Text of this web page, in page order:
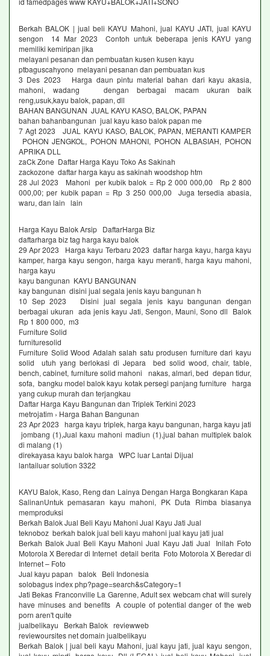
Berkah BALOK | jual beli KAYU Mahoni, jual KAYU JATI, jual KAYU
sengon 14 Mar 2023 Contoh untuk beberapa jenis KAYU yang
memiliki kemiripan jika
melayani pesanan dan pembuatan kusen kusen kayu
ptbaguscahyono melayani pesanan dan pembuatan kus
3 Des 2023 Harga daun pintu material bahan dari kayu akasia,
mahoni, wadang dengan berbagai macam ukuran baik
reng,usuk,kayu balok, papan, dll
BAHAN BANGUNAN JUAL KAYU KASO, BALOK, PAPAN
bahan bahanbangunan jual kayu kaso balok papan me
7 Agt 2023 JUAL KAYU KASO, BALOK, PAPAN, MERANTI KAMPER
POHON JENGKOL, POHON MAHONI, POHON ALBASIAH, POHON
APRIKA DLL
zaCk Zone Daftar Harga Kayu Toko As Sakinah
zackozone daftar harga kayu as sakinah woodshop htm
28 Jul 2023 Mahoni per kubik balok = Rp 2 000 000,00 Rp 2 800
000,00; per kubik papan = Rp 3 250 000,00 Juga tersedia abasia,
waru, dan lain lain
Harga Kayu Balok Arsip DaftarHarga Biz
daftarharga biz tag harga kayu balok
29 Apr 2023 Harga kayu Terbaru 2023 daftar harga kayu, harga kayu
kamper, harga kayu sengon, harga kayu meranti, harga kayu mahoni,
harga kayu
kayu bangunan KAYU BANGUNAN
kay bangunan disini jual segala jenis kayu bangunan h
10 Sep 2023 Disini jual segala jenis kayu bangunan dengan
berbagai ukuran ada jenis kayu Jati, Sengon, Mauni, Sono dll Balok
Rp 1 800 000, m3
Furniture Solid
furnituresolid
Furniture Solid Wood Adalah salah satu produsen furniture dari kayu
solid utuh yang berlokasi di Jepara bed solid wood, chair, table,
bench, cabinet, furniture solid mahoni nakas, almari, bed depan tidur,
sofa, bangku model balok kayu kotak persegi panjang furniture harga
yang cukup murah dan terjangkau
Daftar Harga Kayu Bangunan dan Triplek Terkini 2023
metrojatim › Harga Bahan Bangunan
23 Apr 2023 harga kayu triplek, harga kayu bangunan, harga kayu jati
jombang (1),Jual kaxu mahoni madiun (1),jual bahan multiplek balok
di malang (1)
direkayasa kayu balok harga WPC luar Lantai Dijual
lantailuar solution 3322
KAYU Balok, Kaso, Reng dan Lainya Dengan Harga Bongkaran Kapa
SalinanUntuk pemasaran kayu mahoni, PK Duta Rimba biasanya
memproduksi
Berkah Balok Jual Beli Kayu Mahoni Jual Kayu Jati Jual
teknoboz berkah balok jual beli kayu mahoni jual kayu jati jual
Berkah Balok Jual Beli Kayu Mahoni Jual Kayu Jati Jual Inilah Foto
Motorola X Beredar di Internet detail berita Foto Motorola X Beredar di
Internet – Foto
Jual kayu papan balok Beli Indonesia
solobagus index php?page=search&sCategory=1
Jati Bekas Franconville La Garenne, Adult sex webcam chat will surely
have minuses and benefits A couple of potential danger of the web
porn aren't quite
jualbelikayu Berkah Balok reviewweb
reviewoursites net domain jualbelikayu
Berkah Balok | jual beli kayu Mahoni, jual kayu jati, jual kayu sengon,